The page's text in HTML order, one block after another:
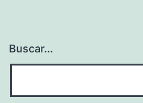
Buscar...